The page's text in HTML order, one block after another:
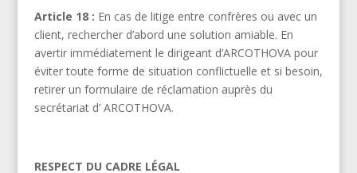
Article 18 : En cas de litige entre confrères ou avec un
client, rechercher d’abord une solution amiable. En
avertir immédiatement le dirigeant d’ARCOTHOVA pour
éviter toute forme de situation conflictuelle et si besoin,
retirer un formulaire de réclamation auprès du
secrétariat d’ ARCOTHOVA.
RESPECT DU CADRE LÉGAL